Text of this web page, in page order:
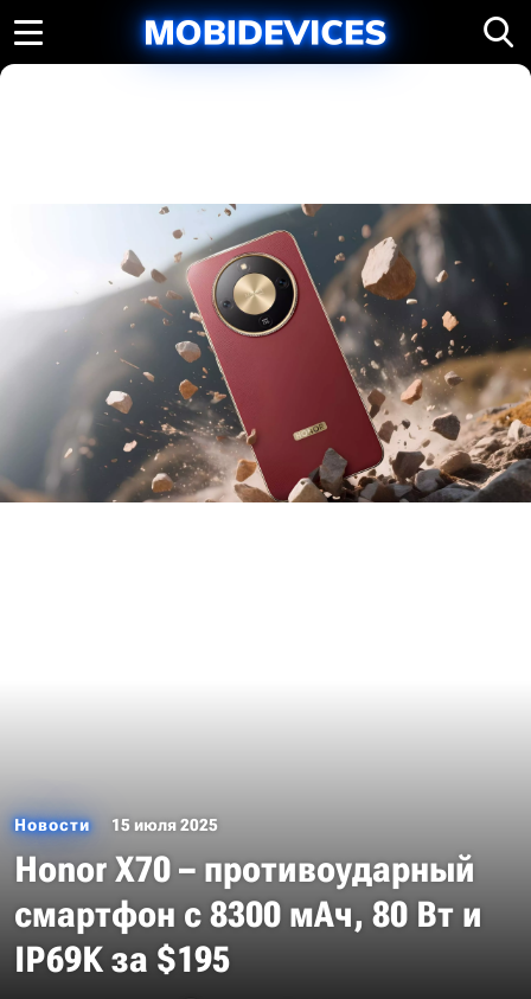
Новости 15 июля 2025
Honor X70 – противоударный
смартфон с 8300 мАч, 80 Вт и
IP69K за $195